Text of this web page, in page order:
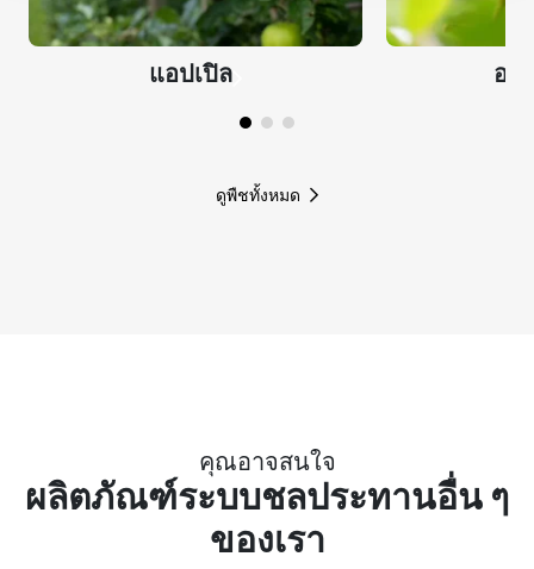
แอปเปิล อะ
ดูพืชทั้งหมด
คุณอาจสนใจ
ผลิตภัณฑ์ระบบชลประทานอื่น ๆ
ของเรา